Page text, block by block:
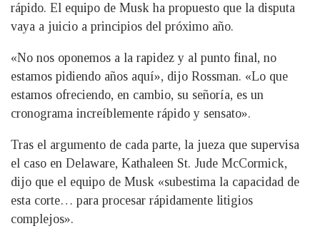
rápido. El equipo de Musk ha propuesto que la disputa
vaya a juicio a principios del próximo año.
«No nos oponemos a la rapidez y al punto final, no
estamos pidiendo años aquí», dijo Rossman. «Lo que
estamos ofreciendo, en cambio, su señoría, es un
cronograma increíblemente rápido y sensato».
Tras el argumento de cada parte, la jueza que supervisa
el caso en Delaware, Kathaleen St. Jude McCormick,
dijo que el equipo de Musk «subestima la capacidad de
esta corte… para procesar rápidamente litigios
complejos».